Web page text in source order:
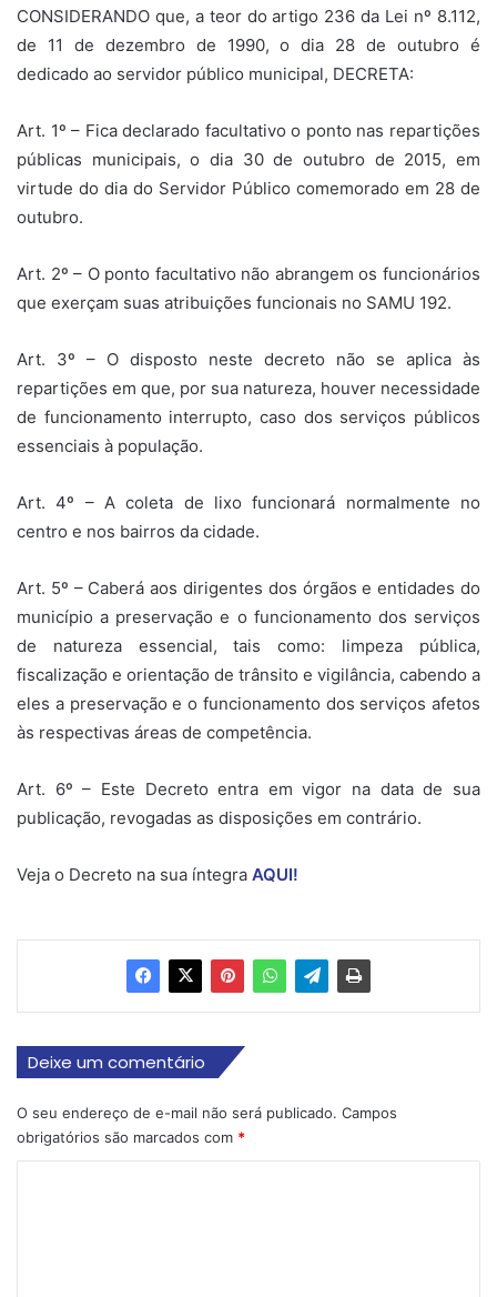
CONSIDERANDO que, a teor do artigo 236 da Lei nº 8.112,
de 11 de dezembro de 1990, o dia 28 de outubro é
dedicado ao servidor público municipal, DECRETA:
Art. 1º – Fica declarado facultativo o ponto nas repartições
públicas municipais, o dia 30 de outubro de 2015, em
virtude do dia do Servidor Público comemorado em 28 de
outubro.
Art. 2º – O ponto facultativo não abrangem os funcionários
que exerçam suas atribuições funcionais no SAMU 192.
Art. 3º – O disposto neste decreto não se aplica às
repartições em que, por sua natureza, houver necessidade
de funcionamento interrupto, caso dos serviços públicos
essenciais à população.
Art. 4º – A coleta de lixo funcionará normalmente no
centro e nos bairros da cidade.
Art. 5º – Caberá aos dirigentes dos órgãos e entidades do
município a preservação e o funcionamento dos serviços
de natureza essencial, tais como: limpeza pública,
fiscalização e orientação de trânsito e vigilância, cabendo a
eles a preservação e o funcionamento dos serviços afetos
às respectivas áreas de competência.
Art. 6º – Este Decreto entra em vigor na data de sua
publicação, revogadas as disposições em contrário.
Veja o Decreto na sua íntegra AQUI!
Deixe um comentário
O seu endereço de e-mail não será publicado. Campos
obrigatórios são marcados com *